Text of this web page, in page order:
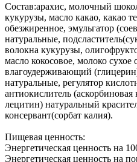
Состав:арахис, молочный
кукурузы, масло какао, какао
обезжиренное, эмульгатор
натуральные,
волокна кукурузы,
масло кокосовое, молоко сухое
влагоудерживающий
натуральные, регулятор
антиокислитель
лецитин) натуральный
консервант(сорбат калия).
Пищевая ценность:
Энергетическая ценность на
Энергетическая ценность на